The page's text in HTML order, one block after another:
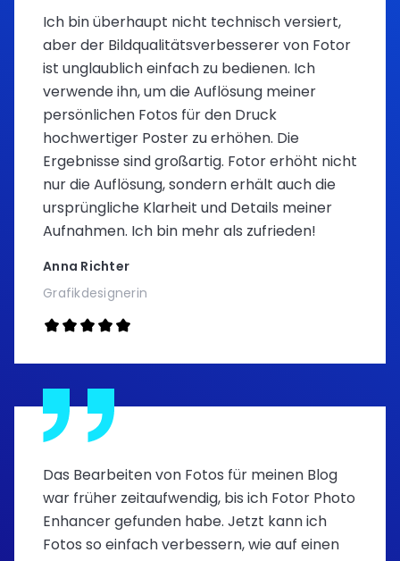
Ich bin überhaupt nicht technisch versiert,
aber der Bildqualitätsverbesserer von Fotor
ist unglaublich einfach zu bedienen. Ich
verwende ihn, um die Auflösung meiner
persönlichen Fotos für den Druck
hochwertiger Poster zu erhöhen. Die
Ergebnisse sind großartig. Fotor erhöht nicht
nur die Auflösung, sondern erhält auch die
ursprüngliche Klarheit und Details meiner
Aufnahmen. Ich bin mehr als zufrieden!
Anna Richter
Grafikdesignerin
Das Bearbeiten von Fotos für meinen Blog
war früher zeitaufwendig, bis ich Fotor Photo
Enhancer gefunden habe. Jetzt kann ich
Fotos so einfach verbessern, wie auf einen